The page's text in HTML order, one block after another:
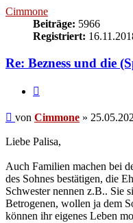
Cimmone
Beiträge: 5966
Registriert:
Re: Bezness und die
Beitrag
von Cimmone »
Liebe Palisa,
Auch Familien machen bei
des Sohnes bestätigen, die
Schwester nennen z.B.. Sie
Betrogenen, wollen ja dem
können ihr eigenes Leben